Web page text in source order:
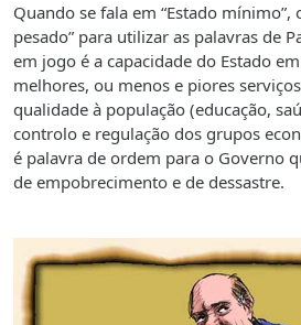
Quando se fala em “Estado mínimo”,
pesado” para utilizar as palavras de
em jogo é a capacidade do Estado
melhores, ou menos e piores
qualidade à população (educação,
controlo e regulação dos grupos
é palavra de ordem para o Governo
de empobrecimento e de dessastre.